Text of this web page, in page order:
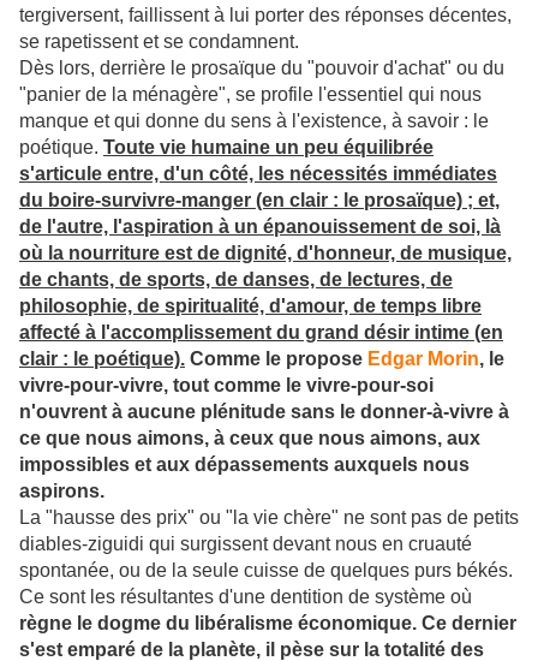
tergiversent, faillissent à lui porter des réponses décentes,
se rapetissent et se condamnent.
Dès lors, derrière le prosaïque du "pouvoir d'achat" ou du
"panier de la ménagère", se profile l'essentiel qui nous
manque et qui donne du sens à l'existence, à savoir : le
poétique. Toute vie humaine un peu équilibrée
s'articule entre, d'un côté, les nécessités immédiates
du boire-survivre-manger (en clair : le prosaïque) ; et,
de l'autre, l'aspiration à un épanouissement de soi, là
où la nourriture est de dignité, d'honneur, de musique,
de chants, de sports, de danses, de lectures, de
philosophie, de spiritualité, d'amour, de temps libre
affecté à l'accomplissement du grand désir intime (en
clair : le poétique). Comme le propose Edgar Morin, le
vivre-pour-vivre, tout comme le vivre-pour-soi
n'ouvrent à aucune plénitude sans le donner-à-vivre à
ce que nous aimons, à ceux que nous aimons, aux
impossibles et aux dépassements auxquels nous
aspirons.
La "hausse des prix" ou "la vie chère" ne sont pas de petits
diables-ziguidi qui surgissent devant nous en cruauté
spontanée, ou de la seule cuisse de quelques purs békés.
Ce sont les résultantes d'une dentition de système où
règne le dogme du libéralisme économique. Ce dernier
s'est emparé de la planète, il pèse sur la totalité des